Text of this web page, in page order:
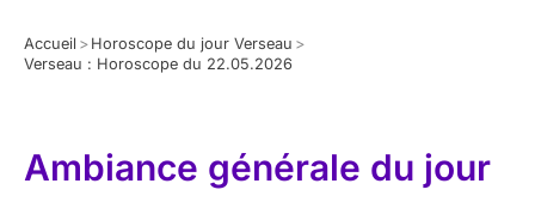
Accueil > Horoscope du jour Verseau >
Verseau : Horoscope du 22.05.2026
Ambiance générale du jour